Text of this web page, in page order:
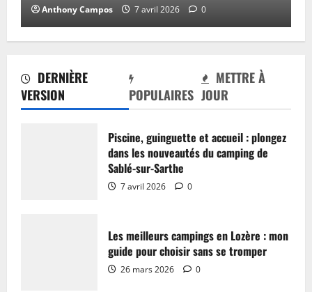
DERNIÈRE
VERSION
POPULAIRES
METTRE À
JOUR
Piscine, guinguette et accueil : plongez
dans les nouveautés du camping de
Sablé-sur-Sarthe
7 avril 2026 0
Les meilleurs campings en Lozère : mon
guide pour choisir sans se tromper
26 mars 2026 0
Anthony Campos 7 avril 2026 0